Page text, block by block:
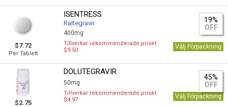
$7.72
Per Tablett
ISENTRESS
Raltegravir
400mg
19%
OFF
Tillverkar rekommenderade priset
$9.50
Välj Förpackning
$2.75
DOLUTEGRAVIR
50mg
45%
OFF
Tillverkar rekommenderade priset
$4.97
Välj Förpackning